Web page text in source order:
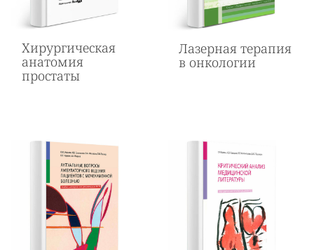
Хирургическая
анатомия
простаты
Лазерная терапия
в онкологии